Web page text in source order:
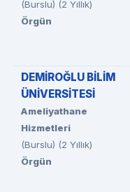
(Burslu) (2 Yıllık)
Örgün
DEMİROĞLU BİLİM
ÜNİVERSİTESİ
Ameliyathane
Hizmetleri
(Burslu) (2 Yıllık)
Örgün